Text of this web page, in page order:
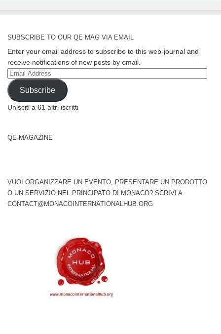
SUBSCRIBE TO OUR QE MAG VIA EMAIL
Enter your email address to subscribe to this web-journal and
receive notifications of new posts by email.
Email
Address
Subscribe
Unisciti a 61 altri iscritti
QE-MAGAZINE
VUOI ORGANIZZARE UN EVENTO, PRESENTARE UN PRODOTTO
O UN SERVIZIO NEL PRINCIPATO DI MONACO? SCRIVI A:
CONTACT@MONACOINTERNATIONALHUB.ORG